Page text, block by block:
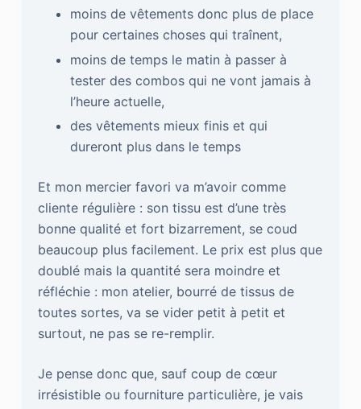
moins de vêtements donc plus de place
pour certaines choses qui traînent,
moins de temps le matin à passer à
tester des combos qui ne vont jamais à
l’heure actuelle,
des vêtements mieux finis et qui
dureront plus dans le temps
Et mon mercier favori va m’avoir comme
cliente régulière : son tissu est d’une très
bonne qualité et fort bizarrement, se coud
beaucoup plus facilement. Le prix est plus que
doublé mais la quantité sera moindre et
réfléchie : mon atelier, bourré de tissus de
toutes sortes, va se vider petit à petit et
surtout, ne pas se re-remplir.
Je pense donc que, sauf coup de cœur
irrésistible ou fourniture particulière, je vais